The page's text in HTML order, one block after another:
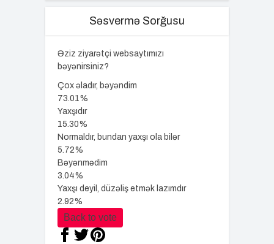
Səsvermə Sorğusu
Əziz ziyarətçi websaytımızı
bəyənirsiniz?
Çox əladır, bəyəndim
73.01%
Yaxşıdır
15.30%
Normaldır, bundan yaxşı ola bilər
5.72%
Bəyənmədim
3.04%
Yaxşı deyil, düzəliş etmək lazımdır
2.92%
Back to vote